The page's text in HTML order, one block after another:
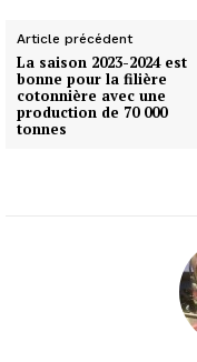
Article précédent
La saison 2023-2024 est
bonne pour la filière
cotonnière avec une
production de 70 000
tonnes